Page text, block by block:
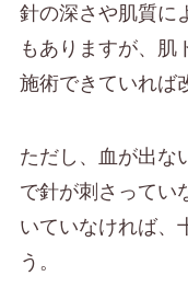
針の深さや肌質に
もありますが、肌
施術できていれば
ただし、血が出な
で針が刺さってい
いていなければ、
う。